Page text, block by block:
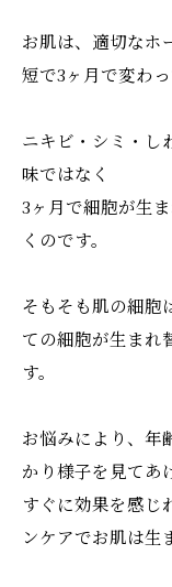
お肌は、適切なホ
短で3ヶ月で変わっ
ニキビ・シミ・し
味ではなく
3ヶ月で細胞が生
くのです。
そもそも肌の細胞
ての細胞が生まれ
す。
お悩みにより、年
かり様子を見てあ
すぐに効果を感じ
ンケアでお肌は